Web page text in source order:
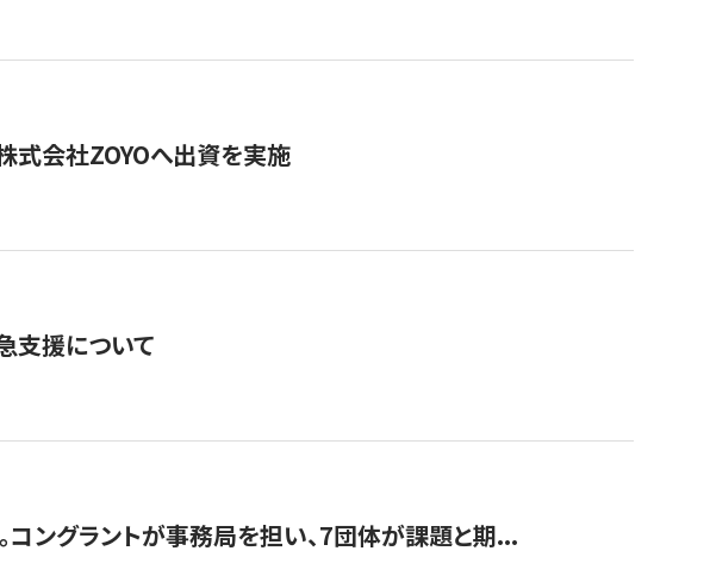
式会社ZOYOへ出資を実施
支援について
ングラントが事務局を担い、7団体が課題と期...